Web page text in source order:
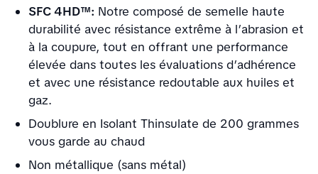
SFC 4HD™: Notre composé de semelle haute
durabilité avec résistance extrême à l’abrasion et
à la coupure, tout en offrant une performance
élevée dans toutes les évaluations d’adhérence
et avec une résistance redoutable aux huiles et
gaz.
Doublure en Isolant Thinsulate de 200 grammes
vous garde au chaud
Non métallique (sans métal)